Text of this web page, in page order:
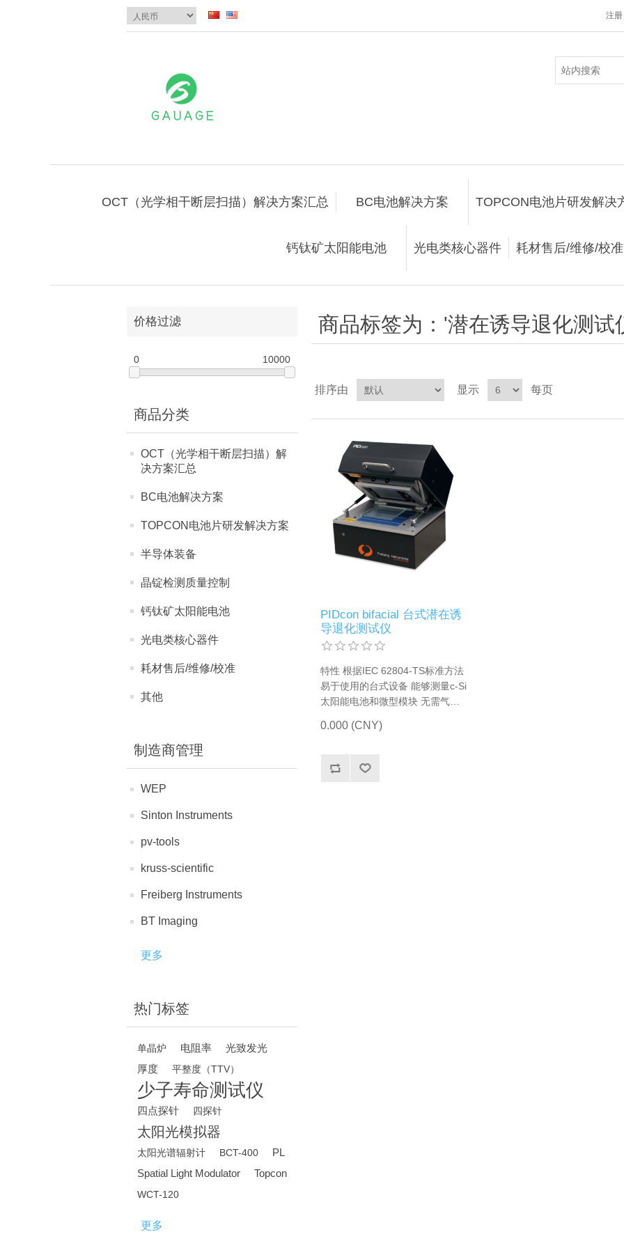
注册
OCT（光学相干断层扫描）解决方案汇总 BC电池解决方案 TOPCON电池片研发解决
钙钛矿太阳能电池 光电类核心器件 耗材售后/维修/校准
价格过滤
0 10000
商品分类
OCT（光学相干断层扫描）解
决方案汇总
BC电池解决方案
TOPCON电池片研发解决方案
半导体装备
晶锭检测质量控制
钙钛矿太阳能电池
光电类核心器件
耗材售后/维修/校准
其他
制造商管理
WEP
Sinton Instruments
pv-tools
kruss-scientific
Freiberg Instruments
BT Imaging
更多
热门标签
单晶炉 电阻率
光致发光
厚度
平整度（TTV）
少子寿命测试仪
四点探针 四探针
太阳光模拟器
太阳光谱辐射计 BCT-400
PL
Spatial Light Modulator
Topcon
WCT-120
更多
商品标签为：'潜在诱导退化测试
排序由 显示 每页
PIDcon bifacial 台式潜在诱
导退化测试仪
特性 根据IEC 62804-TS标准方法
易于使用的台式设备 能够测量c-Si
太阳能电池和微型模块 无需气候
时到天 可测量参数：分流电阻、
度和温度 太阳能电池可以通过EL
0.000 (CNY)